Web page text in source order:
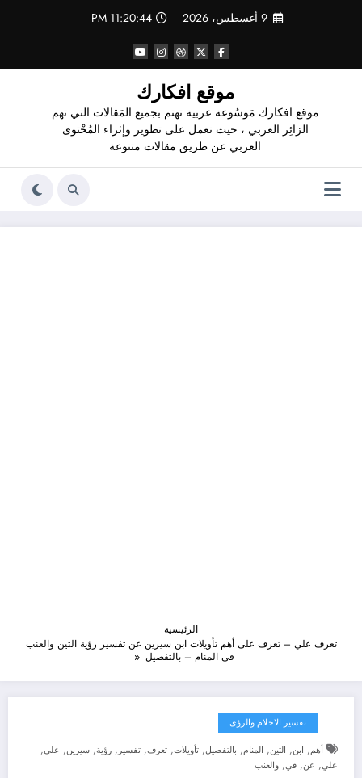
9 أغسطس، 2026 11:20:45 PM
موقع افكارك
موقع افكارك مَوسُوعة عربية تهتم بجميع المَقالات التي تهم
الزائِر العربي ، حيث نعمل على تطوير وإثراء المُحْتوى
العربي عن طريق مقالات متنوعة
الرئيسية
تعرف علي – تعرف على أهم تأويلات ابن سيرين عن تفسير رؤية التين والعنب
في المنام – بالتفصيل
تفسير الاحلام والرؤى
أهم, ابن, التين, المنام, بالتفصيل, تأويلات, تعرف, تفسير , رؤية, سيرين, على,
علي, عن, في, والعنب